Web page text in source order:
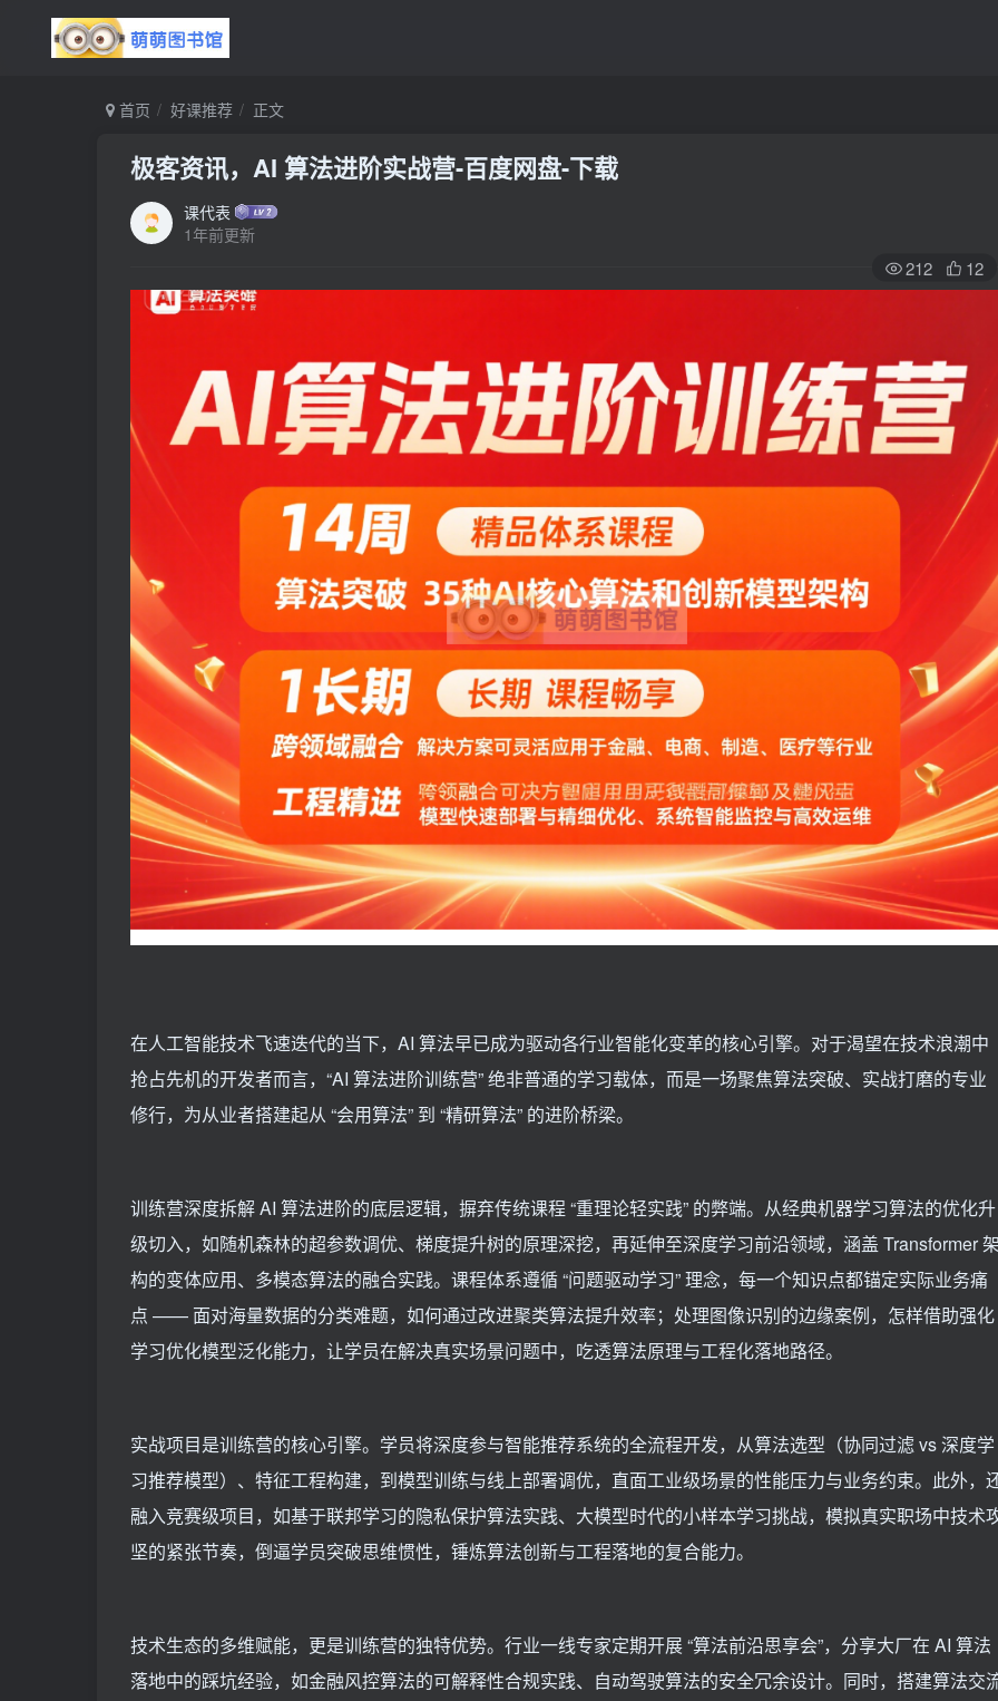
首页 好课推荐 正文
极客资讯，AI 算法进阶实战营-百度网盘-下载
课代表
1年前更新
212 12
在人工智能技术飞速迭代的当下，AI 算法早已成为驱动各行业智能化变革的核心引擎。对于渴望在技术浪潮中
抢占先机的开发者而言，“AI 算法进阶训练营” 绝非普通的学习载体，而是一场聚焦算法突破、实战打磨的专业
修行，为从业者搭建起从 “会用算法” 到 “精研算法” 的进阶桥梁。
训练营深度拆解 AI 算法进阶的底层逻辑，摒弃传统课程 “重理论轻实践” 的弊端。从经典机器学习算法的优化升
级切入，如随机森林的超参数调优、梯度提升树的原理深挖，再延伸至深度学习前沿领域，涵盖 Transformer
构的变体应用、多模态算法的融合实践。课程体系遵循 “问题驱动学习” 理念，每一个知识点都锚定实际业务痛
点 —— 面对海量数据的分类难题，如何通过改进聚类算法提升效率；处理图像识别的边缘案例，怎样借助强化
学习优化模型泛化能力，让学员在解决真实场景问题中，吃透算法原理与工程化落地路径。
实战项目是训练营的核心引擎。学员将深度参与智能推荐系统的全流程开发，从算法选型（协同过滤 vs 深度学
习推荐模型）、特征工程构建，到模型训练与线上部署调优，直面工业级场景的性能压力与业务约束。此外，
融入竞赛级项目，如基于联邦学习的隐私保护算法实践、大模型时代的小样本学习挑战，模拟真实职场中技术
坚的紧张节奏，倒逼学员突破思维惯性，锤炼算法创新与工程落地的复合能力。
技术生态的多维赋能，更是训练营的独特优势。行业一线专家定期开展 “算法前沿思享会”，分享大厂在 AI 算法
落地中的踩坑经验，如金融风控算法的可解释性合规实践、自动驾驶算法的安全冗余设计。同时，搭建算法交